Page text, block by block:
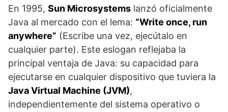
En 1995, Sun Microsystems lanzó oficialmente
Java al mercado con el lema: “Write once, run
anywhere” (Escribe una vez, ejecútalo en
cualquier parte). Este eslogan reflejaba la
principal ventaja de Java: su capacidad para
ejecutarse en cualquier dispositivo que tuviera la
Java Virtual Machine (JVM),
independientemente del sistema operativo o